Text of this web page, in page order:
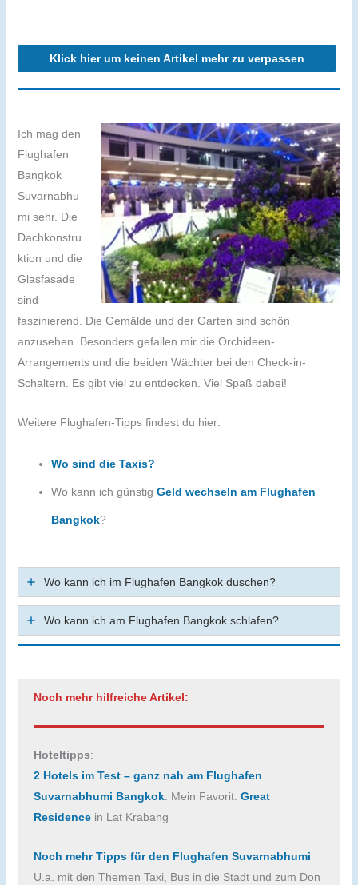
Klick hier um keinen Artikel mehr zu verpassen
Ich mag den
Flughafen
Bangkok
Suvarnabhu
mi sehr. Die
Dachkonstru
ktion und die
Glasfasade
sind
faszinierend. Die Gemälde und der Garten sind schön
anzusehen. Besonders gefallen mir die Orchideen-
Arrangements und die beiden Wächter bei den Check-in-
Schaltern. Es gibt viel zu entdecken. Viel Spaß dabei!
Weitere Flughafen-Tipps findest du hier:
Wo sind die Taxis?
Wo kann ich günstig Geld wechseln am Flughafen
Bangkok?
Wo kann ich im Flughafen Bangkok duschen?
Wo kann ich am Flughafen Bangkok schlafen?
Noch mehr hilfreiche Artikel:
Hoteltipps:
2 Hotels im Test – ganz nah am Flughafen
Suvarnabhumi Bangkok. Mein Favorit: Great
Residence in Lat Krabang
Noch mehr Tipps für den Flughafen Suvarnabhumi
U.a. mit den Themen Taxi, Bus in die Stadt und zum Don